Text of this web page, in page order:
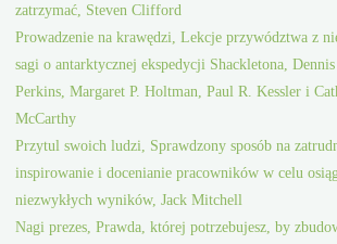
zatrzymać, Steven Clifford
Prowadzenie na krawędzi, Lekcje przywództwa z
sagi o antarktycznej ekspedycji Shackletona,
Perkins, Margaret P. Holtman, Paul R. Kessler i
McCarthy
Przytul swoich ludzi, Sprawdzony sposób na
inspirowanie i docenianie pracowników w celu
niezwykłych wyników, Jack Mitchell
Nagi prezes, Prawda, której potrzebujesz, by